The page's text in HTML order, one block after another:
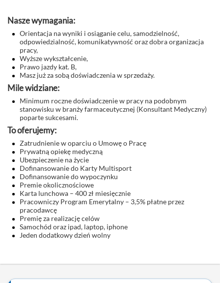
Nasze wymagania:
Orientacja na wyniki i osiąganie celu, samodzielność,
odpowiedzialność, komunikatywność oraz dobra organizacja
pracy,
Wyższe wykształcenie,
Prawo jazdy kat. B,
Masz już za sobą doświadczenia w sprzedaży.
Mile widziane:
Minimum roczne doświadczenie w pracy na podobnym
stanowisku w branży farmaceutycznej (Konsultant Medyczny)
poparte sukcesami.
To oferujemy:
Zatrudnienie w oparciu o Umowę o Pracę
Prywatną opiekę medyczną
Ubezpieczenie na życie
Dofinansowanie do Karty Multisport
Dofinansowanie do wypoczynku
Premie okolicznościowe
Karta lunchowa – 400 zł miesięcznie
Pracowniczy Program Emerytalny – 3,5% płatne przez
pracodawcę
Premię za realizację celów
Samochód oraz ipad, laptop, iphone
Jeden dodatkowy dzień wolny